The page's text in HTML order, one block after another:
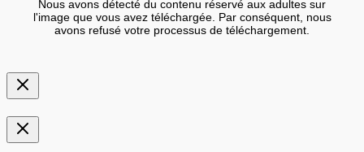
Nous avons détecté du contenu réservé aux adultes sur
l'image que vous avez téléchargée. Par conséquent, nous
avons refusé votre processus de téléchargement.